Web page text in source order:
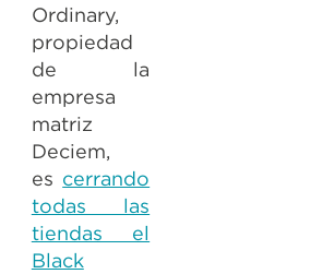
Ordinary,
propiedad
de la
empresa
matriz
Deciem,
es cerrando
todas las
tiendas el
Black